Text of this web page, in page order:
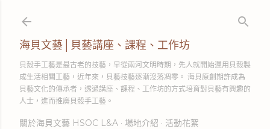
海貝文藝│貝藝講座、課程、工作坊
貝殼手工藝是最古老的技藝，早從兩河文明時期，先人就開始運用貝殼製
成生活相關工藝，近年來，貝藝技藝逐漸沒落凋零。 海貝原創期許成為
貝藝文化的傳承者，透過講座、課程、工作坊的方式培育對貝藝有興趣的
人士，進而推廣貝殼手工藝。
關於海貝文藝 HSOC L&A 場地介紹 活動花絮